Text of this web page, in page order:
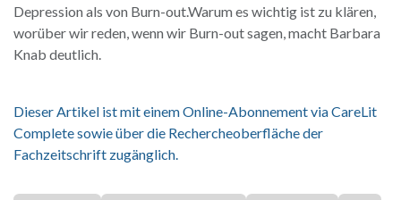
Depression als von Burn-out.Warum es wichtig ist zu klären,
worüber wir reden, wenn wir Burn-out sagen, macht Barbara
Knab deutlich.
Dieser Artikel ist mit einem Online-Abonnement via CareLit
Complete sowie über die Rechercheoberfläche der
Fachzeitschrift zugänglich.